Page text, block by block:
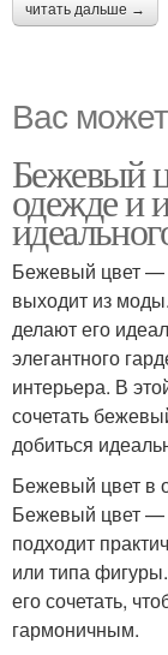
читать дальше →
Вас
Бежевый
одежде и
Бежевый цвет —
выходит из
делают его
элегантного
интерьера. В
сочетать
добиться
Бежевый цвет в
Бежевый цвет —
подходит
или типа
его сочетать,
гармоничным.